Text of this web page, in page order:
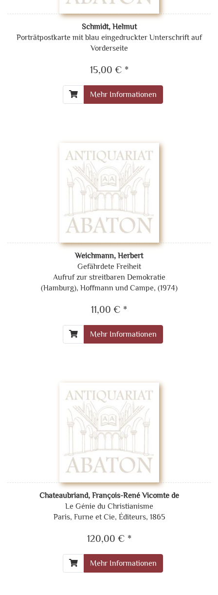
Schmidt, Helmut
Porträtpostkarte mit blau eingedruckter Unterschrift auf
Vorderseite
15,00 € *
Mehr Informationen
Weichmann, Herbert
Gefährdete Freiheit
Aufruf zur streitbaren Demokratie
(Hamburg), Hoffmann und Campe, (1974)
11,00 € *
Mehr Informationen
Chateaubriand, François-René Vicomte de
Le Génie du Christianisme
Paris, Furne et Cie, Éditeurs, 1865
120,00 € *
Mehr Informationen